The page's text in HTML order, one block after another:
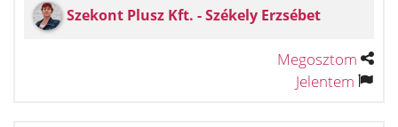
Szekont Plusz Kft. - Székely Erzsébet
Megosztom
Jelentem